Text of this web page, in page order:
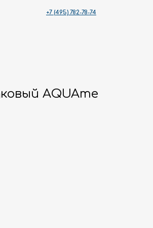
782-78-74
AQUAme